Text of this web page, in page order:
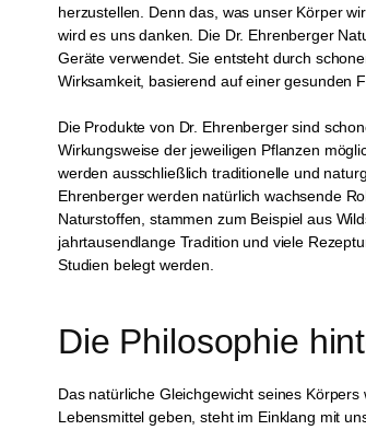
herzustellen. Denn das, was unser Körper
wird es uns danken. Die Dr. Ehrenberger
Geräte verwendet. Sie entsteht durch
Wirksamkeit, basierend auf einer gesunden
Die Produkte von Dr. Ehrenberger sind
Wirkungsweise der jeweiligen Pflanzen
werden ausschließlich traditionelle und
Ehrenberger werden natürlich wachsende
Naturstoffen, stammen zum Beispiel aus
jahrtausendlange Tradition und viele
Studien belegt werden.
Die Philosophie
Das natürliche Gleichgewicht seines
Lebensmittel geben, steht im Einklang mit